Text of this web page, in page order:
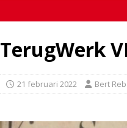
TerugWerk
21 februari 2022 Bert